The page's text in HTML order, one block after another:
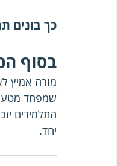
כך בונים
בסוף
מורה אמיץ
שמפחד
התלמידים
יחד.